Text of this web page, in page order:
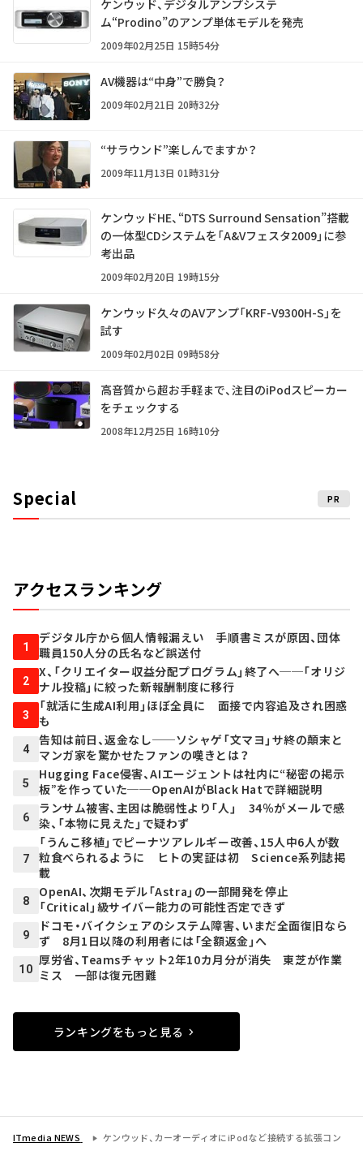
ケンウッド、デジタルアンプシステ
ム“Prodino”のアンプ単体モデルを発売
2009年02月25日 15時54分
AV機器は“中身”で勝負？
2009年02月21日 20時32分
“サラウンド”楽しんでますか？
2009年11月13日 01時31分
ケンウッドHE、“DTS Surround Sensation”搭載
の一体型CDシステムを「A&Vフェスタ2009」に参
考出品
2009年02月20日 19時15分
ケンウッド久々のAVアンプ「KRF-V9300H-S」を
試す
2009年02月02日 09時58分
高音質から超お手軽まで、注目のiPodスピーカー
をチェックする
2008年12月25日 16時10分
Special PR
アクセスランキング
1
デジタル庁から個人情報漏えい 手順書ミスが原因、団体
職員150人分の氏名など誤送付
2
X、「クリエイター収益分配プログラム」終了へ──「オリジ
ナル投稿」に絞った新報酬制度に移行
3
「就活に生成AI利用」ほぼ全員に 面接で内容追及され困惑
も
4
告知は前日、返金なし──ソシャゲ「文マヨ」サ終の顛末と
マンガ家を驚かせたファンの嘆きとは？
5
Hugging Face侵害、AIエージェントは社内に“秘密の掲示
板”を作っていた──OpenAIがBlack Hatで詳細説明
6
ランサム被害、主因は脆弱性より「人」 34％がメールで感
染、「本物に見えた」で疑わず
7
「うんこ移植」でピーナツアレルギー改善、15人中6人が数
粒食べられるように ヒトの実証は初 Science系列誌掲
載
8
OpenAI、次期モデル「Astra」の一部開発を停止
「Critical」級サイバー能力の可能性否定できず
9
ドコモ・バイクシェアのシステム障害、いまだ全面復旧なら
ず 8月1日以降の利用者には「全額返金」へ
10
厚労省、Teamsチャット2年10カ月分が消失 東芝が作業
ミス 一部は復元困難
ランキングをもっと見る
ITmedia NEWS
ケンウッド、カーオーディオにiPodなど接続する拡張コン